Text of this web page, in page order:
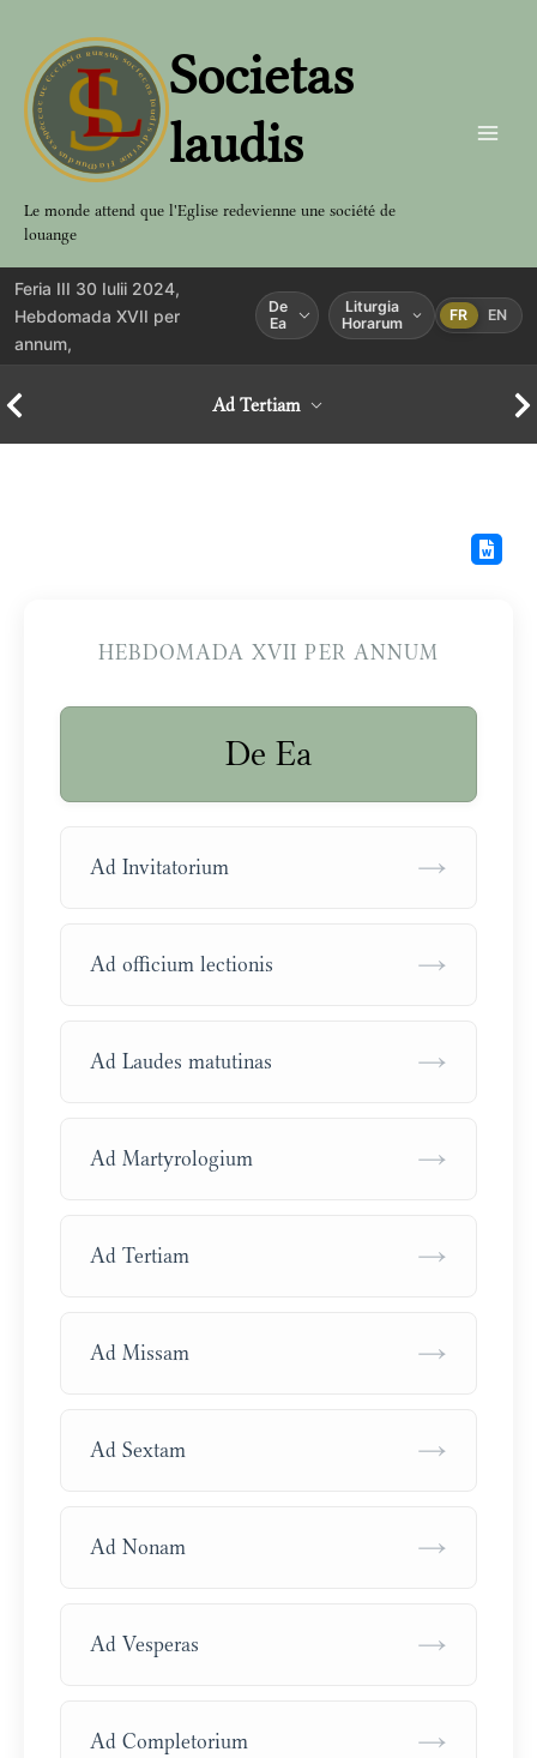
contenu
Societas
laudis
Le monde attend que l'Eglise redevienne une société de
louange
Feria III 30 Iulii 2024,
Hebdomada XVII per
annum,
De
Ea
Liturgia
Horarum
FR EN
Ad Tertiam
HEBDOMADA XVII PER ANNUM
De Ea
Ad Invitatorium →
Ad officium lectionis →
Ad Laudes matutinas →
Ad Martyrologium →
Ad Tertiam →
Ad Missam →
Ad Sextam →
Ad Nonam →
Ad Vesperas →
Ad Completorium →